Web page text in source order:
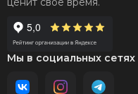
Мы в социальных сетях